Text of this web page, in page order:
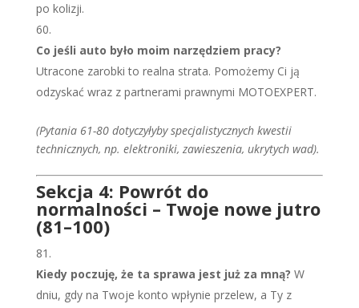
po kolizji.
Co jeśli auto było moim narzędziem pracy?
Utracone zarobki to realna strata. Pomożemy Ci ją
odzyskać wraz z partnerami prawnymi MOTOEXPERT.
(Pytania 61-80 dotyczyłyby specjalistycznych kwestii
technicznych, np. elektroniki, zawieszenia, ukrytych wad).
Sekcja 4: Powrót do
normalności – Twoje nowe jutro
(81–100)
Kiedy poczuję, że ta sprawa jest już za mną? W
dniu, gdy na Twoje konto wpłynie przelew, a Ty z